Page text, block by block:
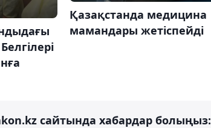
Қазақстанда медицина
мамандары жетіспейді
сайтында хабардар болыңыз: